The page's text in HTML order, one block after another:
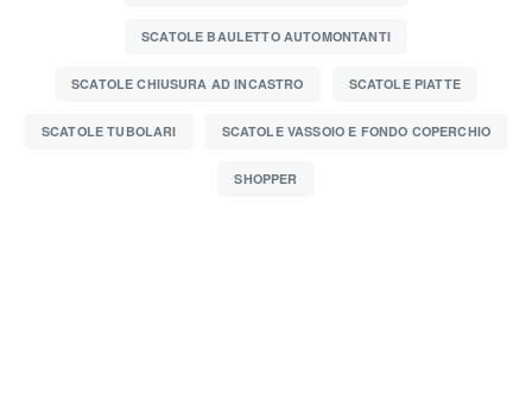
SCATOLE BAULETTO AUTOMONTANTI
SCATOLE CHIUSURA AD INCASTRO SCATOLE PIATTE
SCATOLE TUBOLARI SCATOLE VASSOIO E FONDO COPERCHIO
SHOPPER